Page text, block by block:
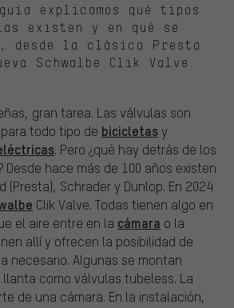
explicamos qué tipos
existen y en qué se
desde la clásica Presta
Schwalbe Clik Valve.
gran tarea. Las válvulas son
todo tipo de bicicletasy
. Pero ¿qué hay detrás de los
Desde hace más de 100 años existen
(Presta), Schrader y Dunlop. En 2024
Clik Valve. Todas tienen algo en
el aire entre en la cámara o la
allí y ofrecen la posibilidad de
necesario. Algunas se montan
como válvulas tubeless. La
de una cámara. En la instalación,